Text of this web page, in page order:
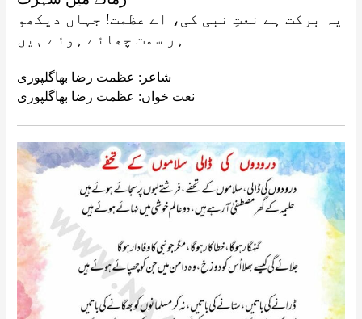
یہ برکت ہے نعتِ نبی کی، اے عظمت! جہاں دیکھو
ہر سمت چھائے ہوئے ہیں
شاعر: عظمت رضا بھاگلپوری
نعت خواں: عظمت رضا بھاگلپوری